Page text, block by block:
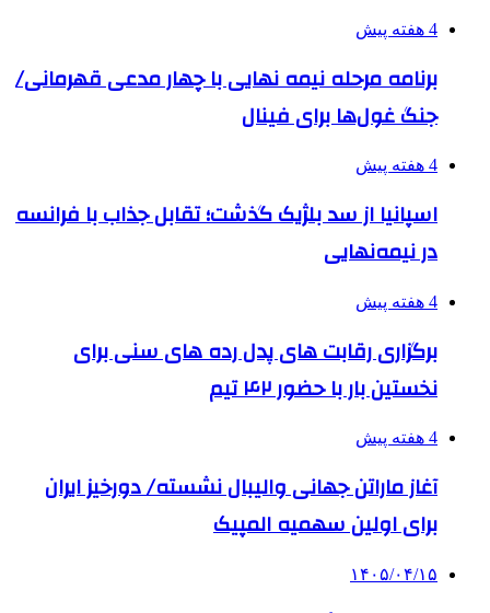
4 هفته پیش
برنامه مرحله نیمه نهایی با چهار مدعی قهرمانی/
جنگ غول‌ها برای فینال
4 هفته پیش
اسپانیا از سد بلژیک گذشت؛ تقابل جذاب با فرانسه
در نیمه‌نهایی
4 هفته پیش
برگزاری رقابت های پدل رده های سنی برای
نخستین بار با حضور ۴۲ تیم
4 هفته پیش
آغاز ماراتن جهانی والیبال نشسته/ دورخیز ایران
برای اولین سهمیه المپیک
۱۴۰۵/۰۴/۱۵